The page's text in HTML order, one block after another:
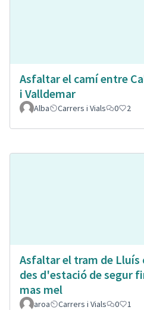
Asfaltar el camí entre
i Valldemar
Alba Carrers i Vials 0 2
Asfaltar el tram de Lluís
des d'estació de segur
mas mel
aroa Carrers i Vials 0 1